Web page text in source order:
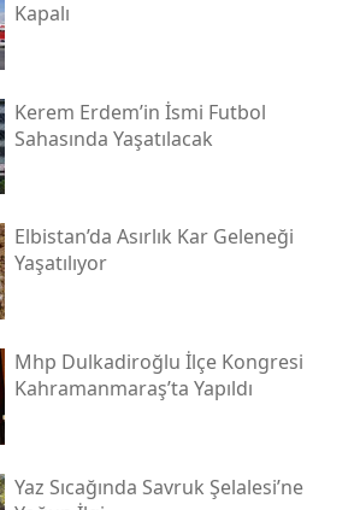
Kapalı
Kerem Erdem’in İsmi Futbol
Sahasında Yaşatılacak
Elbistan’da Asırlık Kar Geleneği
Yaşatılıyor
Mhp Dulkadiroğlu İlçe Kongresi
Kahramanmaraş’ta Yapıldı
Yaz Sıcağında Savruk Şelalesi’ne